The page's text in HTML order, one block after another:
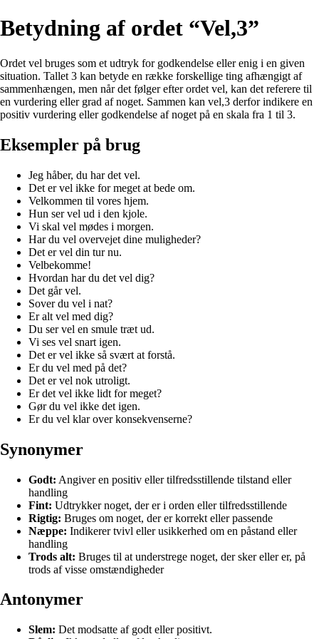
Betydning af ordet “Vel,3”
Ordet vel bruges som et udtryk for godkendelse eller enig i en given
situation. Tallet 3 kan betyde en række forskellige ting afhængigt af
sammenhængen, men når det følger efter ordet vel, kan det referere til
en vurdering eller grad af noget. Sammen kan vel,3 derfor indikere en
positiv vurdering eller godkendelse af noget på en skala fra 1 til 3.
Eksempler på brug
Jeg håber, du har det vel.
Det er vel ikke for meget at bede om.
Velkommen til vores hjem.
Hun ser vel ud i den kjole.
Vi skal vel mødes i morgen.
Har du vel overvejet dine muligheder?
Det er vel din tur nu.
Velbekomme!
Hvordan har du det vel dig?
Det går vel.
Sover du vel i nat?
Er alt vel med dig?
Du ser vel en smule træt ud.
Vi ses vel snart igen.
Det er vel ikke så svært at forstå.
Er du vel med på det?
Det er vel nok utroligt.
Er det vel ikke lidt for meget?
Gør du vel ikke det igen.
Er du vel klar over konsekvenserne?
Synonymer
Godt: Angiver en positiv eller tilfredsstillende tilstand eller
handling
Fint: Udtrykker noget, der er i orden eller tilfredsstillende
Rigtig: Bruges om noget, der er korrekt eller passende
Næppe: Indikerer tvivl eller usikkerhed om en påstand eller
handling
Trods alt: Bruges til at understrege noget, der sker eller er, på
trods af visse omstændigheder
Antonymer
Slem: Det modsatte af godt eller positivt.